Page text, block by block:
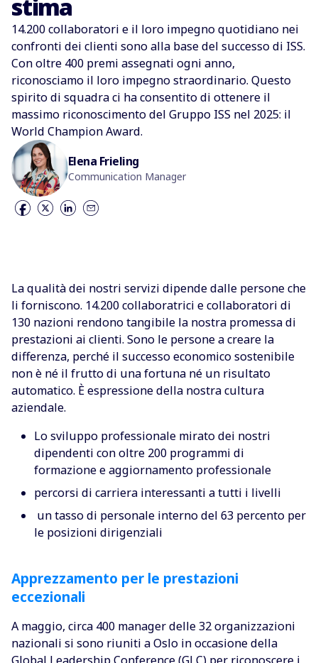
stima
14.200 collaboratori e il loro impegno quotidiano nei
confronti dei clienti sono alla base del successo di ISS.
Con oltre 400 premi assegnati ogni anno,
riconosciamo il loro impegno straordinario. Questo
spirito di squadra ci ha consentito di ottenere il
massimo riconoscimento del Gruppo ISS nel 2025: il
World Champion Award.
Elena Frieling
Communication Manager
La qualità dei nostri servizi dipende dalle persone che
li forniscono. 14.200 collaboratrici e collaboratori di
130 nazioni rendono tangibile la nostra promessa di
prestazioni ai clienti. Sono le persone a creare la
differenza, perché il successo economico sostenibile
non è né il frutto di una fortuna né un risultato
automatico. È espressione della nostra cultura
aziendale.
Lo sviluppo professionale mirato dei nostri
dipendenti con oltre 200 programmi di
formazione e aggiornamento professionale
percorsi di carriera interessanti a tutti i livelli
un tasso di personale interno del 63 percento per
le posizioni dirigenziali
Apprezzamento per le prestazioni
eccezionali
A maggio, circa 400 manager delle 32 organizzazioni
nazionali si sono riuniti a Oslo in occasione della